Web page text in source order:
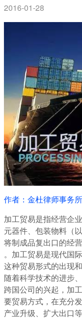
2016-01-28
作者：金杜律师事务
加工贸易是指经营企
元器件、包装物料（
将制成品复出口的经
。加工贸易是现代国
这种贸易形式的出现
随着科学技术的进步
跨国公司的兴起，加
要贸易方式，在充分
产业升级、扩大出口